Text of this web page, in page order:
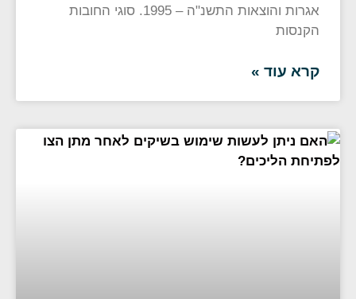
אגרות והוצאות התשנ"ה – 1995. סוגי החובות
הקנסות
קרא עוד »